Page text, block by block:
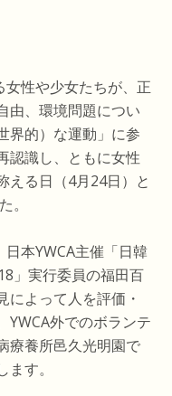
女性や少女たちが、正
由、環境問題につい
界的）な運動」に参
認識し、ともに女性
える日（4月24日）と
。
本YWCA主催「日韓
」実行委員の福田百
によって人を評価・
YWCA外でのボランテ
療養所邑久光明園で
す。